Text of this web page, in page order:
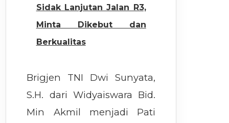
Sidak Lanjutan Jalan R3,
Minta Dikebut dan
Berkualitas
Brigjen TNI Dwi Sunyata,
S.H. dari Widyaiswara Bid.
Min Akmil menjadi Pati